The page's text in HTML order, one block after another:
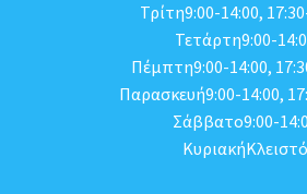
Τρίτη9:00-14:00,
Τετάρτη9:00-
Πέμπτη9:00-14:00,
Παρασκευή9:00-14:00,
Σάββατο9:00-
ΚυριακήΚλειστό